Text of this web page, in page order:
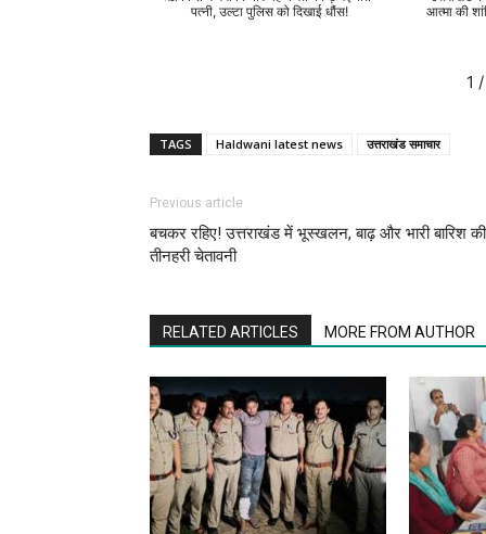
पत्नी, उल्टा पुलिस को दिखाई धौंस!
आत्मा की
1 /
TAGS Haldwani latest news उत्तराखंड समाचार
Previous article
बचकर रहिए! उत्तराखंड में भूस्खलन, बाढ़ और भारी बारिश की
तीनहरी चेतावनी
RELATED ARTICLES MORE FROM AUTHOR